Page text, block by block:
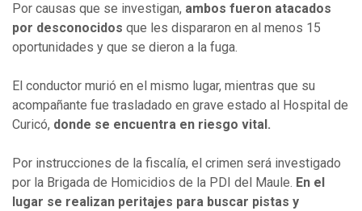
Por causas que se investigan, ambos fueron atacados
por desconocidos que les dispararon en al menos 15
oportunidades y que se dieron a la fuga.
El conductor murió en el mismo lugar, mientras que su
acompañante fue trasladado en grave estado al Hospital de
Curicó, donde se encuentra en riesgo vital.
Por instrucciones de la fiscalía, el crimen será investigado
por la Brigada de Homicidios de la PDI del Maule. En el
lugar se realizan peritajes para buscar pistas y